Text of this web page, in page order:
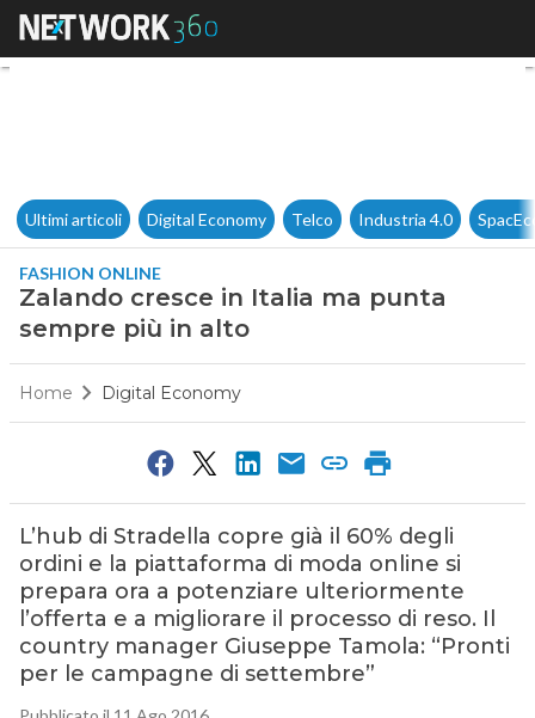
Zalando cresce in Italia ma
Ultimi articoli Digital Economy Telco Industria 4.0
FASHION ONLINE
Zalando cresce in Italia ma punta
sempre più in alto
Home Digital Economy
L’hub di Stradella copre già il 60% degli
ordini e la piattaforma di moda online si
prepara ora a potenziare ulteriormente
l’offerta e a migliorare il processo di reso. Il
country manager Giuseppe Tamola: “Pronti
per le campagne di settembre”